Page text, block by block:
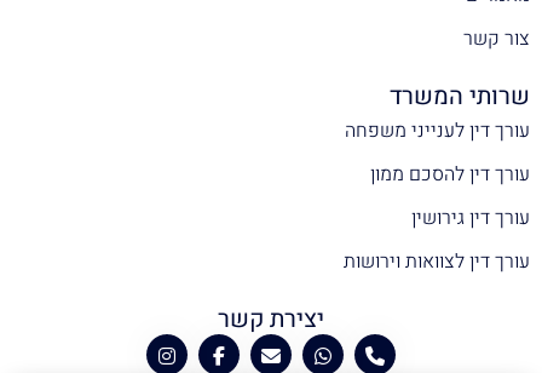
צור קשר
שרותי המשרד
עורך דין לענייני משפחה
עורך דין להסכם ממון
עורך דין גירושין
עורך דין לצוואות וירושות
יצירת קשר